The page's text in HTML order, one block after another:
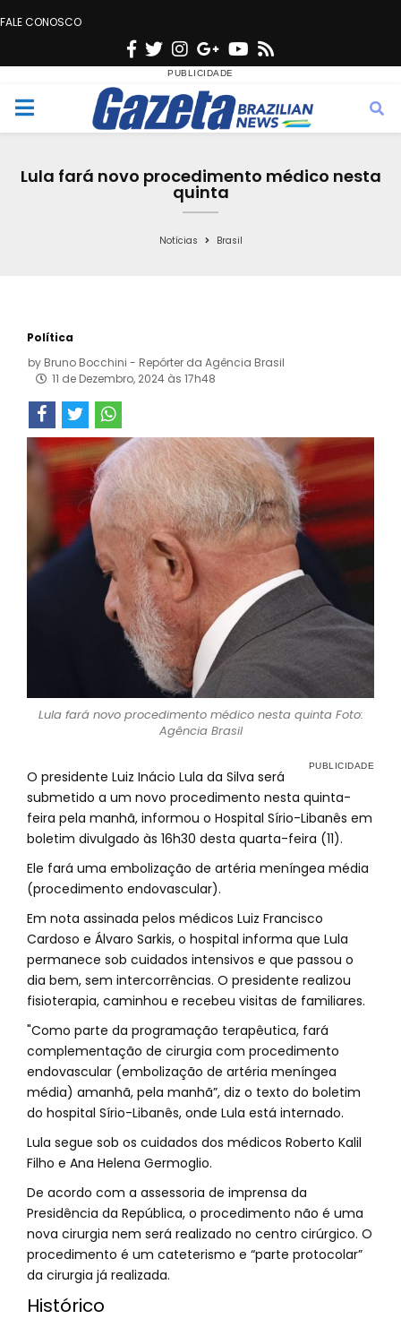
FALE CONOSCO
F
c
e
o
T
w
i
t
e
n
s
t
g
r
a
G
o
o
g
e
Y
u
t
b
s
M
Lula fará novo procedimento médico nesta
quinta
Notícias Brasil
Política
by Bruno Bocchini - Repórter da Agência Brasil
11 de Dezembro, 2024 às 17h48
Lula fará novo procedimento médico nesta quinta Foto:
Agência Brasil
O presidente Luiz Inácio Lula da Silva será
submetido a um novo procedimento nesta quinta-
feira pela manhã, informou o Hospital Sírio-Libanês em
boletim divulgado às 16h30 desta quarta-feira (11).
Ele fará uma embolização de artéria meníngea média
(procedimento endovascular).
Em nota assinada pelos médicos Luiz Francisco
Cardoso e Álvaro Sarkis, o hospital informa que Lula
permanece sob cuidados intensivos e que passou o
dia bem, sem intercorrências. O presidente realizou
fisioterapia, caminhou e recebeu visitas de familiares.
"Como parte da programação terapêutica, fará
complementação de cirurgia com procedimento
endovascular (embolização de artéria meníngea
média) amanhã, pela manhã”, diz o texto do boletim
do hospital Sírio-Libanês, onde Lula está internado.
Lula segue sob os cuidados dos médicos Roberto Kalil
Filho e Ana Helena Germoglio.
De acordo com a assessoria de imprensa da
Presidência da República, o procedimento não é uma
nova cirurgia nem será realizado no centro cirúrgico. O
procedimento é um cateterismo e “parte protocolar”
da cirurgia já realizada.
Histórico